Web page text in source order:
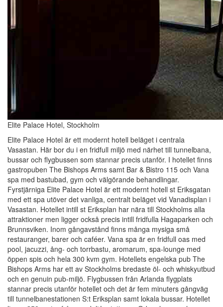
Elite Palace Hotel, Stockholm
Elite Palace Hotel är ett modernt hotell beläget i centrala
Vasastan. Här bor du i en fridfull miljö med närhet till tunnelbana,
bussar och flygbussen som stannar precis utanför. I hotellet finns
gastropuben The Bishops Arms samt Bar & Bistro 115 och Vana
spa med bastubad, gym och välgörande behandlingar.
Fyrstjärniga Elite Palace Hotel är ett modernt hotell st Eriksgatan
med ett spa utöver det vanliga, centralt beläget vid Vanadisplan i
Vasastan. Hotellet intill st Eriksplan har nära till Stockholms alla
attraktioner men ligger också precis intill fridfulla Hagaparken och
Brunnsviken. Inom gångavstånd finns många mysiga små
restauranger, barer och caféer. Vana spa är en fridfull oas med
pool, jacuzzi, ång- och torrbastu, aromarum, spa-lounge med
öppen spis och hela 300 kvm gym. Hotellets engelska pub The
Bishops Arms har ett av Stockholms bredaste öl- och whiskyutbud
och en genuin pub-miljö. Flygbussen från Arlanda flygplats
stannar precis utanför hotellet och det är fem minuters gångväg
till tunnelbanestationen S:t Eriksplan samt lokala bussar. Hotellet